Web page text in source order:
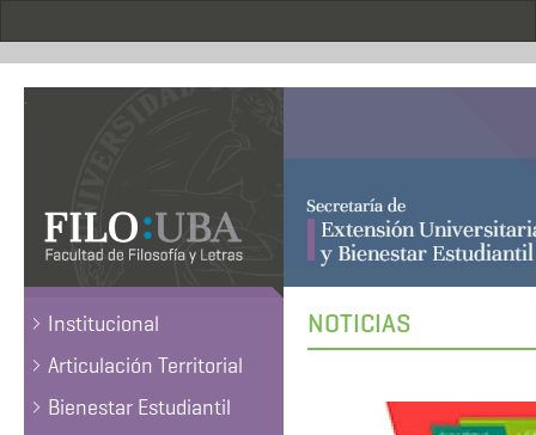
.
Institucional
Articulación Territorial
Bienestar Estudiantil
NOTICIAS